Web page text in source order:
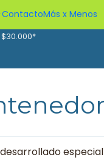
ContactoMás x Menos